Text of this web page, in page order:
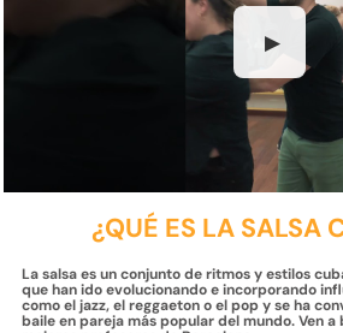
▶
¿QUÉ ES LA SALSA
La salsa es un conjunto de ritmos y estilos
que han ido evolucionando e incorporando
como el jazz, el reggaeton o el pop y se ha
baile en pareja más popular del mundo. Ven a